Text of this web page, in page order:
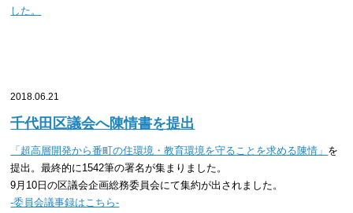
した。
2018.06.21
千代田区議会へ陳情書を提出
​「超高層開発から番町の住環境・教育環境を守ることを求める陳情」 を
提出。最終的に1542筆の署名が集まりました。
9月10日の区議会企画総務委員会にて集約が出されました。
-委員会議事録はこちら-​